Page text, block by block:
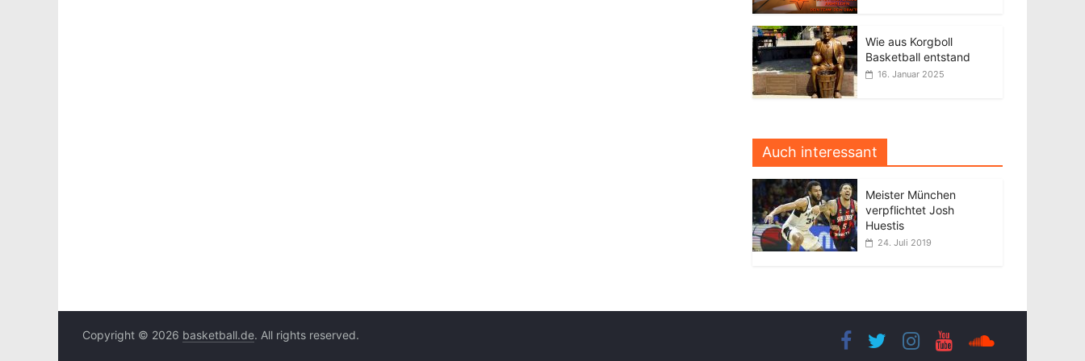
Wie aus Korgboll
Basketball entstand
16. Januar 2025
Auch interessant
Meister München
verpflichtet Josh
Huestis
24. Juli 2019
Copyright © 2026 basketball.de. All rights reserved.